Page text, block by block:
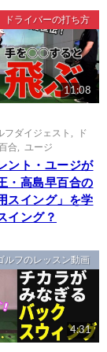
ドライバーの打ち方
11:08
フダイジェスト
ド
合 ユージ
ント・ユージが
・高島早百合の
スイング」を学
イング？
ルフのレッスン動画
4:31